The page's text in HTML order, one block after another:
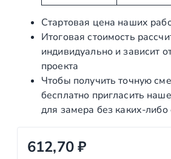
Стартовая цена наших
Итоговая стоимость
индивидуально и зависит
проекта
Чтобы получить точную
бесплатно пригласить
для замера без каких‑либо
612,70₽